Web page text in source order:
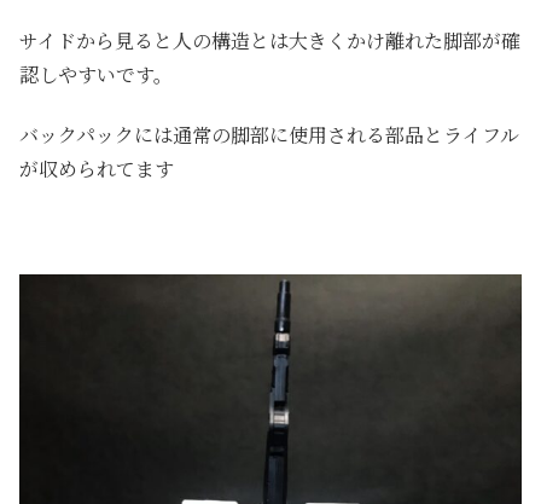
サイドから見ると人の構造とは大きくかけ離れた脚部が確
認しやすいです。
バックパックには通常の脚部に使用される部品とライフル
が収められてます